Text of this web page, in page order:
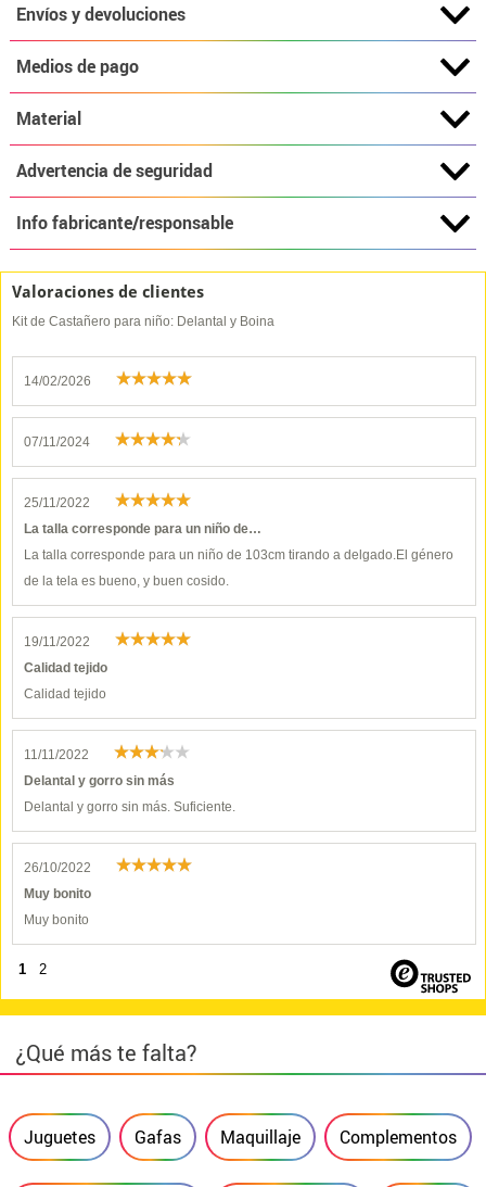
Envíos y devoluciones
Medios de pago
Material
Advertencia de seguridad
Info fabricante/responsable
Valoraciones de clientes
Kit de Castañero para niño: Delantal y Boina
14/02/2026
07/11/2024
25/11/2022
La talla corresponde para un niño de…
La talla corresponde para un niño de 103cm tirando a delgado.El género
de la tela es bueno, y buen cosido.
19/11/2022
Calidad tejido
Calidad tejido
11/11/2022
Delantal y gorro sin más
Delantal y gorro sin más. Suficiente.
26/10/2022
Muy bonito
Muy bonito
1 2
¿Qué más te falta?
Juguetes Gafas Maquillaje Complementos